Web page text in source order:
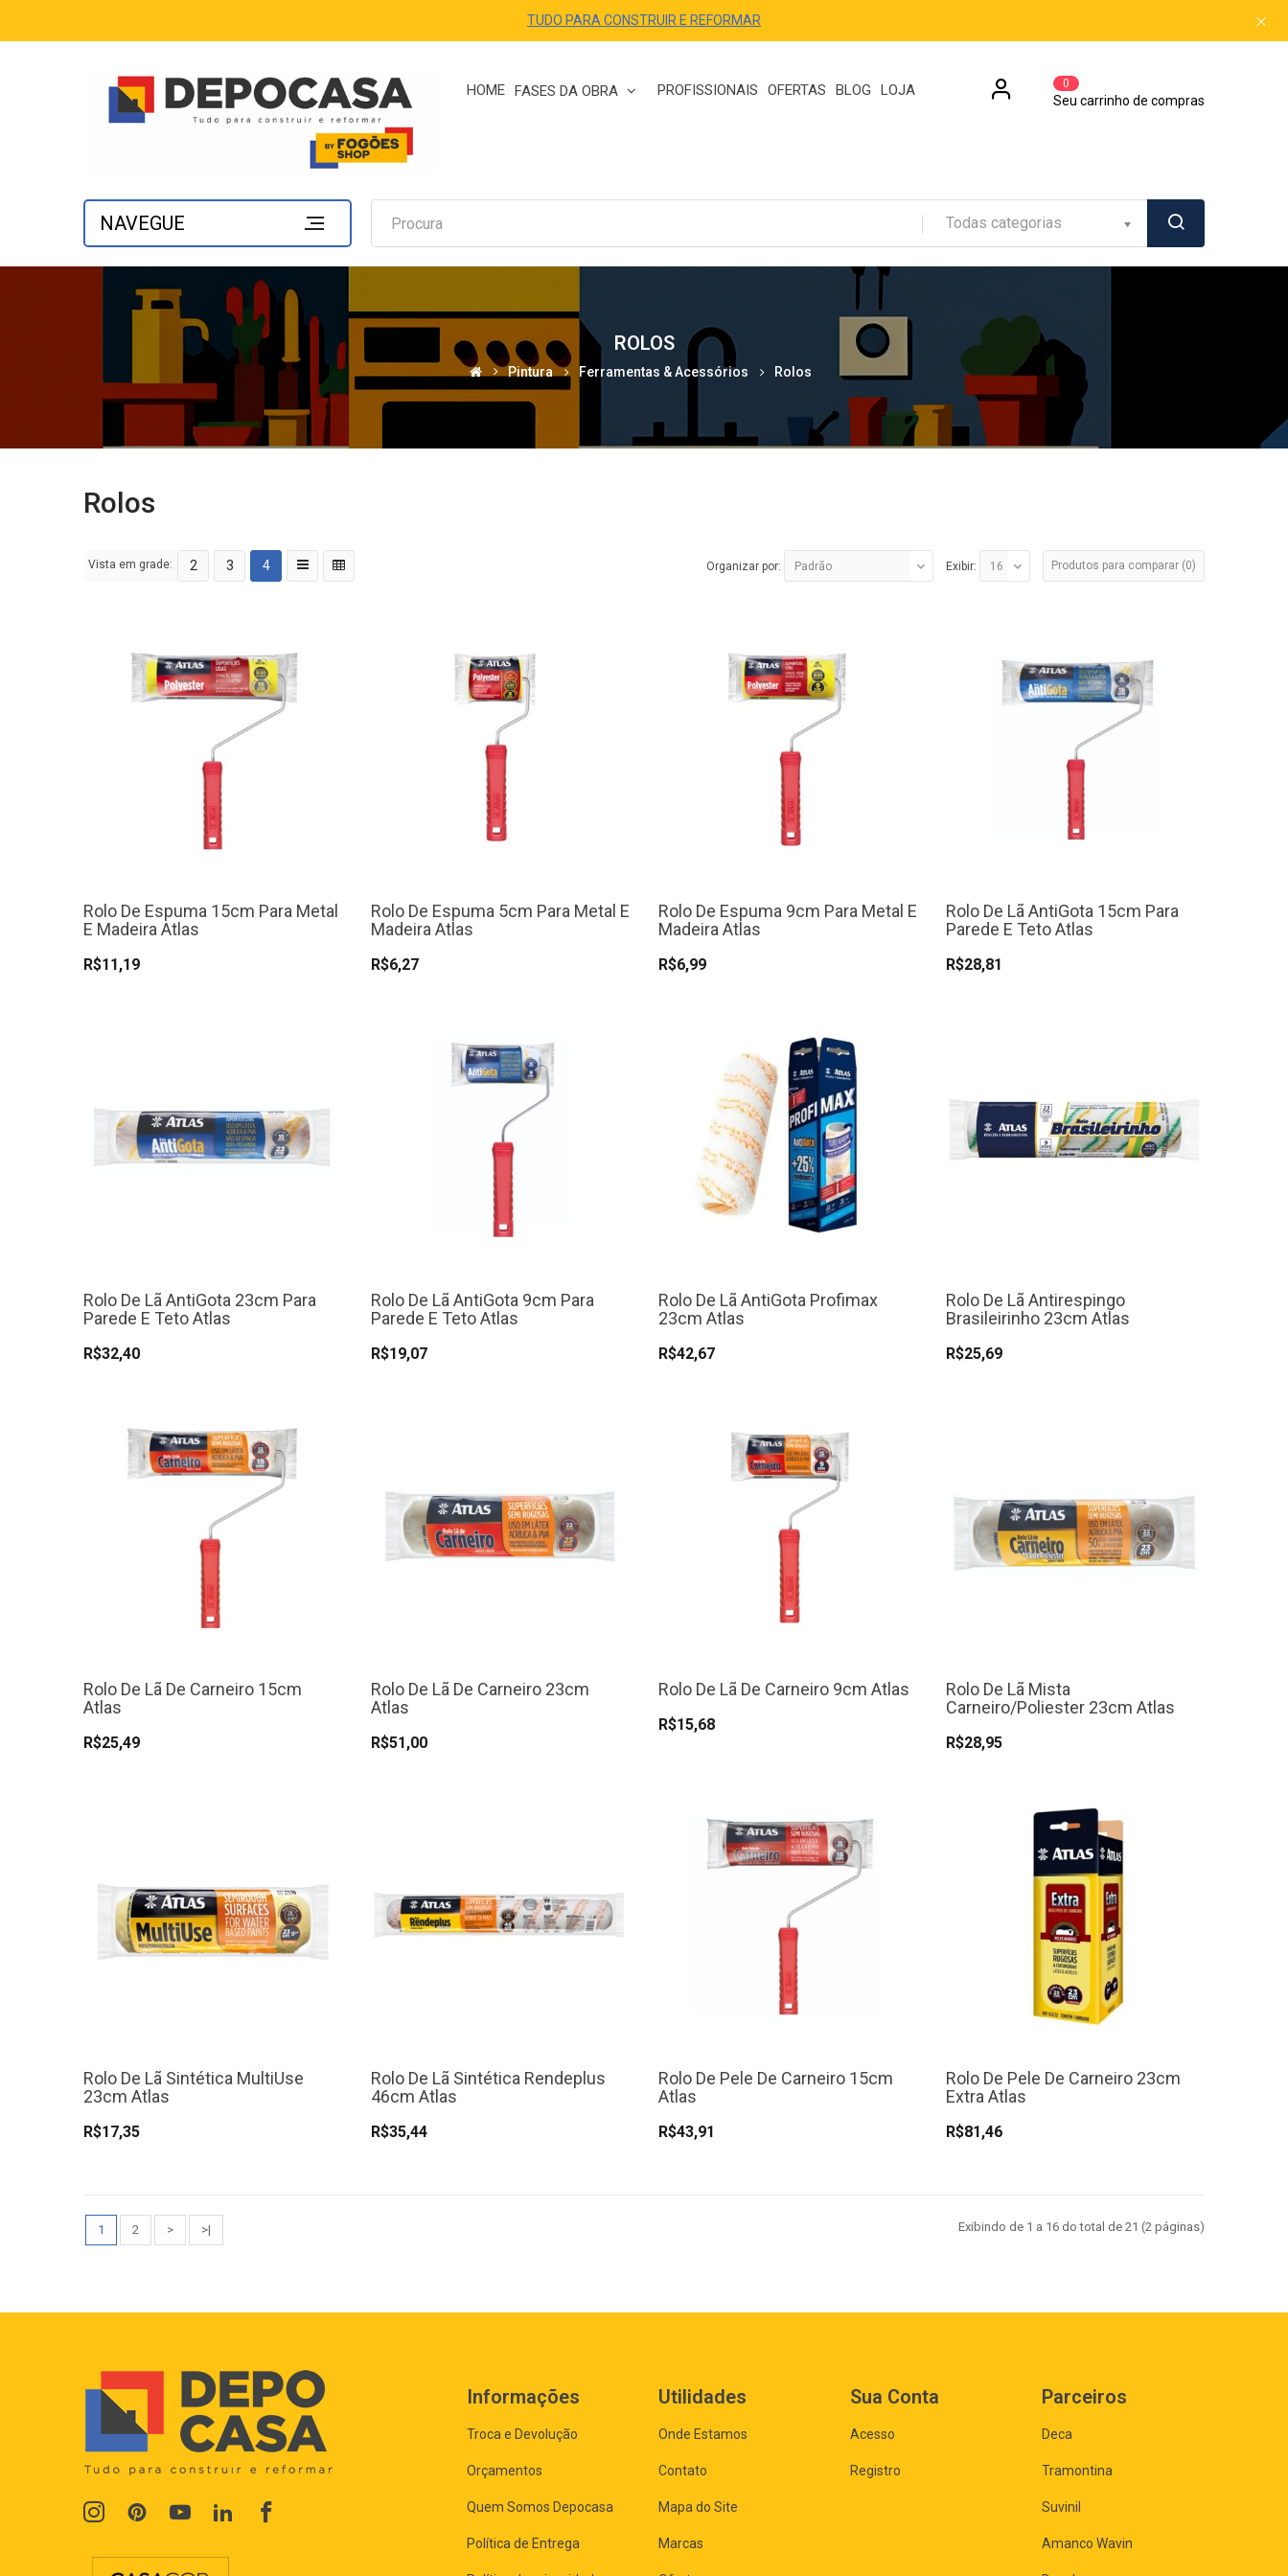
TUDO PARA CONSTRUIR E REFORMAR
HOME FASES DA OBRA PROFISSIONAIS OFERTAS BLOG LOJA
Seu carrinho de compras
0
NAVEGUE Todas categorias
ROLOS
Pintura Ferramentas & Acessórios Rolos
Rolos
Vista em grade: 2 3 4 Organizar por: Exibir: Produtos para comparar (0)
Rolo De Espuma 15cm Para Metal
E Madeira Atlas
R$11,19
Rolo De Espuma 5cm Para Metal E
Madeira Atlas
R$6,27
Rolo De Espuma 9cm Para Metal E
Madeira Atlas
R$6,99
Rolo De Lã AntiGota 15cm Para
Parede E Teto Atlas
R$28,81
Rolo De Lã AntiGota 23cm Para
Parede E Teto Atlas
R$32,40
Rolo De Lã AntiGota 9cm Para
Parede E Teto Atlas
R$19,07
Rolo De Lã AntiGota Profimax
23cm Atlas
R$42,67
Rolo De Lã Antirespingo
Brasileirinho 23cm Atlas
R$25,69
Rolo De Lã De Carneiro 15cm
Atlas
R$25,49
Rolo De Lã De Carneiro 23cm
Atlas
R$51,00
Rolo De Lã De Carneiro 9cm Atlas
R$15,68
Rolo De Lã Mista
Carneiro/Poliester 23cm Atlas
R$28,95
Rolo De Lã Sintética MultiUse
23cm Atlas
R$17,35
Rolo De Lã Sintética Rendeplus
46cm Atlas
R$35,44
Rolo De Pele De Carneiro 15cm
Atlas
R$43,91
Rolo De Pele De Carneiro 23cm
Extra Atlas
R$81,46
1 2 > >| Exibindo de 1 a 16 do total de 21 (2 páginas)
Informações
Troca e Devolução
Orçamentos
Quem Somos Depocasa
Política de Entrega
Utilidades
Onde Estamos
Contato
Mapa do Site
Marcas
Sua Conta
Acesso
Registro
Parceiros
Deca
Tramontina
Suvinil
Amanco Wavin